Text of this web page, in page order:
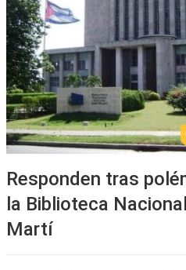
Responden tras
la Biblioteca
Martí